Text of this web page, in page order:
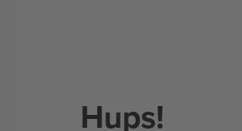
Hups!